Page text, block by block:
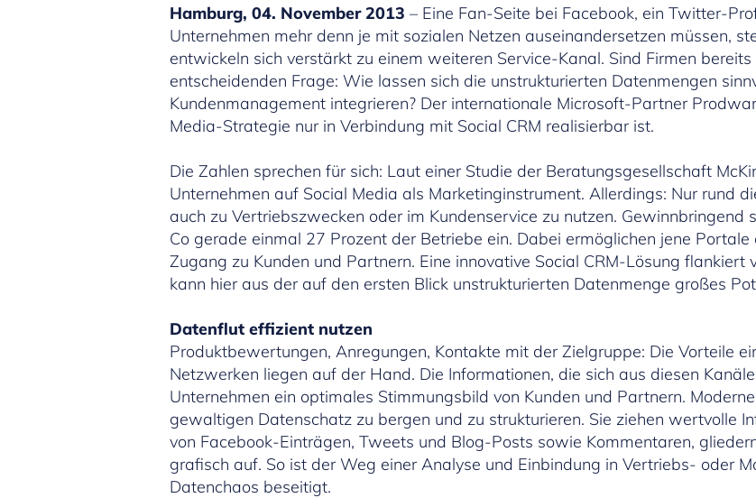
Hamburg, 04. November 2013 – Eine Fan-Seite bei Facebook, ein Twitter-
Unternehmen mehr denn je mit sozialen Netzen auseinandersetzen müssen,
entwickeln sich verstärkt zu einem weiteren Service-Kanal. Sind Firmen
entscheidenden Frage: Wie lassen sich die unstrukturierten Datenmengen
Kundenmanagement integrieren? Der internationale Microsoft-Partner
Media-Strategie nur in Verbindung mit Social CRM realisierbar ist.
Die Zahlen sprechen für sich: Laut einer Studie der Beratungsgesellschaft
Unternehmen auf Social Media als Marketinginstrument. Allerdings: Nur rund
auch zu Vertriebszwecken oder im Kundenservice zu nutzen. Gewinnbringend
Co gerade einmal 27 Prozent der Betriebe ein. Dabei ermöglichen jene
Zugang zu Kunden und Partnern. Eine innovative Social CRM-Lösung flankiert
kann hier aus der auf den ersten Blick unstrukturierten Datenmenge großes
Datenflut effizient nutzen
Produktbewertungen, Anregungen, Kontakte mit der Zielgruppe: Die Vorteile
Netzwerken liegen auf der Hand. Die Informationen, die sich aus diesen
Unternehmen ein optimales Stimmungsbild von Kunden und Partnern.
gewaltigen Datenschatz zu bergen und zu strukturieren. Sie ziehen wertvolle
von Facebook-Einträgen, Tweets und Blog-Posts sowie Kommentaren,
grafisch auf. So ist der Weg einer Analyse und Einbindung in Vertriebs- oder
Datenchaos beseitigt.